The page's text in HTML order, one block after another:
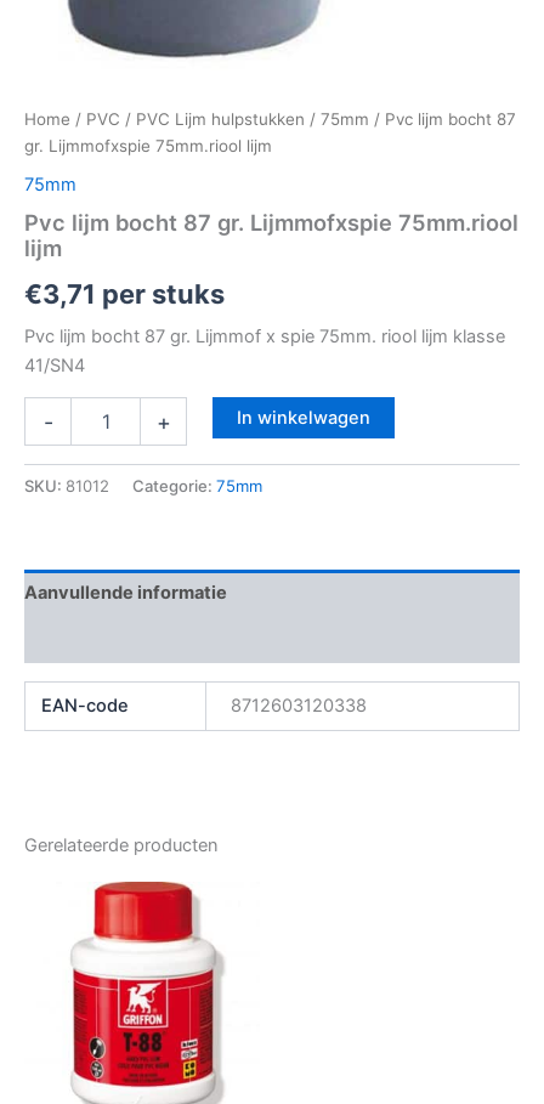
Home / PVC / PVC Lijm hulpstukken / 75mm / Pvc lijm bocht 87
gr. Lijmmofxspie 75mm.riool lijm
75mm
Pvc lijm bocht 87 gr. Lijmmofxspie 75mm.riool
lijm
€3,71 per stuks
Pvc lijm bocht 87 gr. Lijmmof x spie 75mm. riool lijm klasse
41/SN4
- + In winkelwagen
SKU: 81012 Categorie: 75mm
Aanvullende informatie
EAN-code 8712603120338
Gerelateerde producten